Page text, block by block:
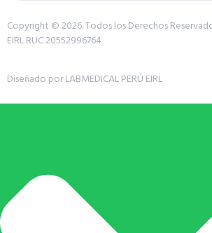
Copyright © 2026. Todos los Derechos
EIRL RUC 20552996764
Diseñado por LABMEDICAL PERÚ EIRL